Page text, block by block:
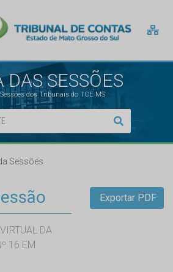
DAS SESSÕES
dos Tribunais do TCE MS
Sessões
DA
16 EM
Exportar PDF